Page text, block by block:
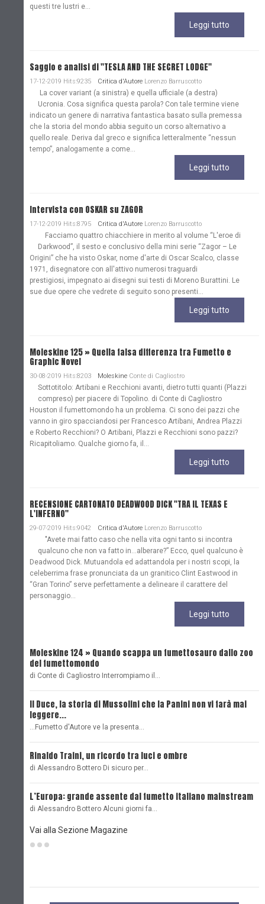
questi tre lustri e...
Leggi tutto
Saggio e analisi di "TESLA AND THE SECRET LODGE"
17-12-2019 Hits:9235 Critica d'Autore Lorenzo Barruscotto
La cover variant (a sinistra) e quella ufficiale (a destra)
Ucronia. Cosa significa questa parola? Con tale termine viene
indicato un genere di narrativa fantastica basato sulla premessa
che la storia del mondo abbia seguito un corso alternativo a
quello reale. Deriva dal greco e significa letteralmente “nessun
tempo”, analogamente a come...
Leggi tutto
Intervista con OSKAR su ZAGOR
17-12-2019 Hits:8795 Critica d'Autore Lorenzo Barruscotto
Facciamo quattro chiacchiere in merito al volume “L'eroe di
Darkwood”, il sesto e conclusivo della mini serie “Zagor – Le
Origini” che ha visto Oskar, nome d'arte di Oscar Scalco, classe
1971, disegnatore con all'attivo numerosi traguardi
prestigiosi, impegnato ai disegni sui testi di Moreno Burattini. Le
sue due opere che vedrete di seguito sono presenti...
Leggi tutto
Moleskine 125 » Quella falsa differenza tra Fumetto e
Graphic Novel
30-08-2019 Hits:8203 Moleskine Conte di Cagliostro
Sottotitolo: Artibani e Recchioni avanti, dietro tutti quanti (Plazzi
compreso) per piacere di Topolino. di Conte di Cagliostro
Houston il fumettomondo ha un problema. Ci sono dei pazzi che
vanno in giro spacciandosi per Francesco Artibani, Andrea Plazzi
e Roberto Recchioni? O Artibani, Plazzi e Recchioni sono pazzi?
Ricapitoliamo. Qualche giorno fa, il...
Leggi tutto
RECENSIONE CARTONATO DEADWOOD DICK "TRA IL TEXAS E
L'INFERNO"
29-07-2019 Hits:9042 Critica d'Autore Lorenzo Barruscotto
"Avete mai fatto caso che nella vita ogni tanto si incontra
qualcuno che non va fatto in…alberare?” Ecco, quel qualcuno è
Deadwood Dick. Mutuandola ed adattandola per i nostri scopi, la
celeberrima frase pronunciata da un granitico Clint Eastwood in
“Gran Torino” serve perfettamente a delineare il carattere del
personaggio...
Leggi tutto
Moleskine 124 » Quando scappa un fumettosauro dallo zoo
del fumettomondo
di Conte di Cagliostro Interrompiamo il…
Il Duce, la storia di Mussolini che la Panini non vi farà mai
leggere...
...Fumetto d'Autore ve la presenta…
Rinaldo Traini, un ricordo tra luci e ombre
di Alessandro Bottero Di sicuro per…
L’Europa: grande assente dal fumetto italiano mainstream
di Alessandro Bottero Alcuni giorni fa…
Vai alla Sezione Magazine